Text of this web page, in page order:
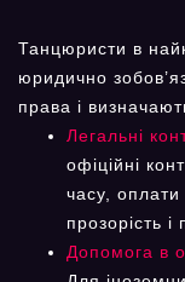
Танцюристи в
юридично
права і
Легальні
офіційні
часу, оплати
прозорість
Допомога в